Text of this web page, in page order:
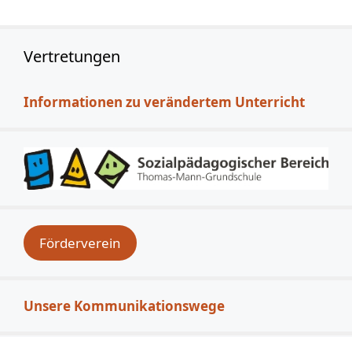
Vertretungen
Informationen zu verändertem Unterricht
Förderverein
Unsere Kommunikationswege